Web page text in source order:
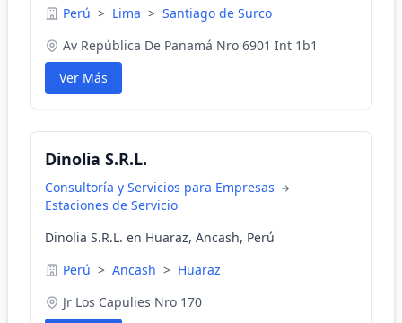
Perú > Lima > Santiago de Surco
Av República De Panamá Nro 6901 Int 1b1
Ver Más
Dinolia S.R.L.
Consultoría y Servicios para Empresas
Estaciones de Servicio
Dinolia S.R.L. en Huaraz, Ancash, Perú
Perú > Ancash > Huaraz
Jr Los Capulies Nro 170